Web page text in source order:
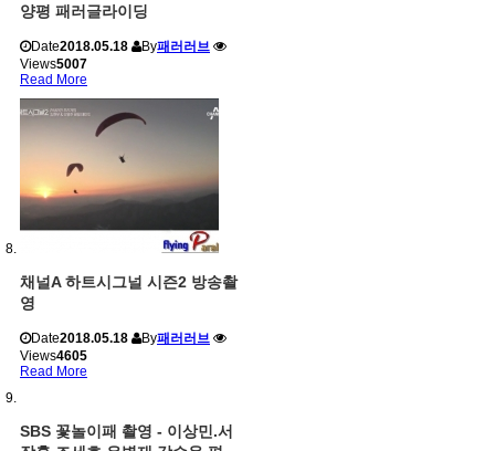
양평 패러글라이딩
Date2018.05.18 By패러러브
Views5007
Read More
채널A 하트시그널 시즌2 방송촬
영
Date2018.05.18 By패러러브
Views4605
Read More
SBS 꽃놀이패 촬영 - 이상민.서